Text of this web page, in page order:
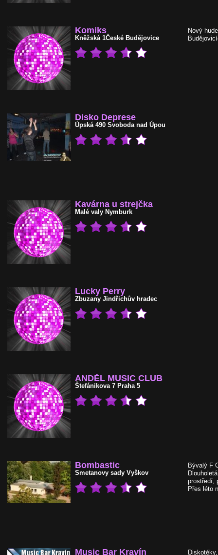
Komiks
Kněžská 1České Budějovice
Nový
Disko Deprese
Úpská 490 Svoboda nad Úpou
Kavárna u strejčka
Malé valy Nymburk
Lucky Perry
Zbuzany Jindřichův hradec
ANDĚL MUSIC CLUB
Štefánikova 7 Praha 5
Bombastic
Smetanovy sady Vyškov
Bývalý F
prostředí,
Přes léto
Music Bar Kravín